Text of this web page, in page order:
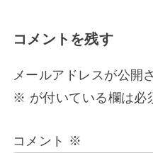
コメントを残す
メールアドレスが公開
※ が付いている欄は必
コメント ※